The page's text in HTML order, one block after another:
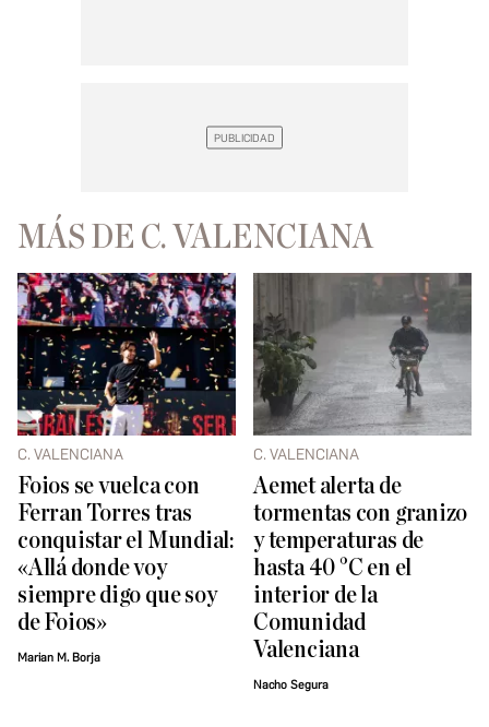
MÁS DE C. VALENCIANA
C. VALENCIANA
Foios se vuelca con
Ferran Torres tras
conquistar el Mundial:
«Allá donde voy
siempre digo que soy
de Foios»
Marian M. Borja
C. VALENCIANA
Aemet alerta de
tormentas con granizo
y temperaturas de
hasta 40 °C en el
interior de la
Comunidad
Valenciana
Nacho Segura